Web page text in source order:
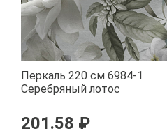
Перкаль 220 см 6984-1
Серебряный лотос
201.58 ₽